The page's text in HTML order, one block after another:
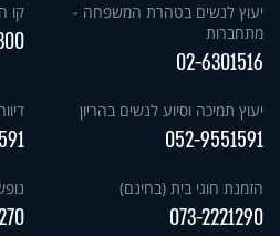
יעוץ לנשים בטהרת המשפחה -
מתחברות
02-6301516
קו
יעוץ תמיכה וסיוע לנשים בהריון
052-9551591
הזמנת חוגי בית (בחינם)
073-2221290